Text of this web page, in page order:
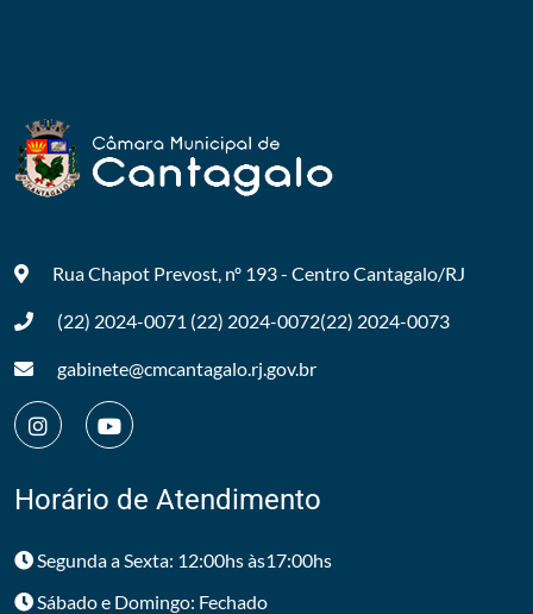
Rua Chapot Prevost, nº 193 - CentroCantagalo/RJ
(22) 2024-0071 (22) 2024-0072(22) 2024-0073
gabinete@cmcantagalo.rj.gov.br
Horário de Atendimento
Segunda a Sexta: 12:00hs às17:00hs
Sábado e Domingo: Fechado